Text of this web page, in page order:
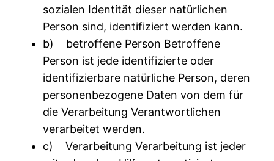
sozialen Identität dieser natürlichen
Person sind, identifiziert werden kann.
b) betroffene Person Betroffene
Person ist jede identifizierte oder
identifizierbare natürliche Person, deren
personenbezogene Daten von dem für
die Verarbeitung Verantwortlichen
verarbeitet werden.
c) Verarbeitung Verarbeitung ist jeder